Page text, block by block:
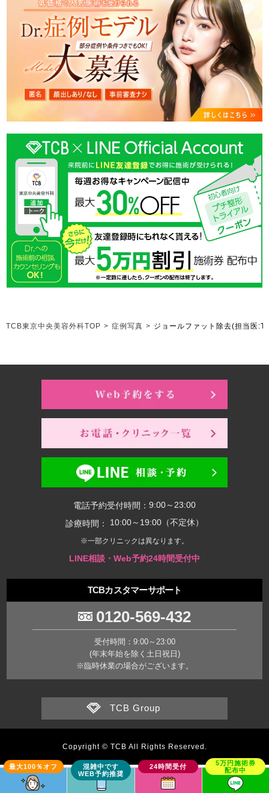
TCB東京中央美容外科TOP > 症例写真 > ジョールファット除去(担当医
電話予約受付時間： 9:00～23:00
診療時間：
10:00～19:00（不定休）
※一部クリニックは異なります。
LINE相談・Web予約24時間受付中
TCBカスタマーサポート
0120-569-432
受付時間：9:00～23:00
(年末年始を除く土日祝日)
※臨時休業の場合がございます。
TCB Group
Copyright © TCB All Rights Reserved.